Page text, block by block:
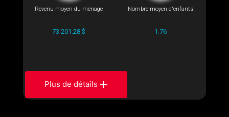
Revenu moyen du ménage
73 201.28 $
Nombre moyen d'enfants
1.76
Plus de détails